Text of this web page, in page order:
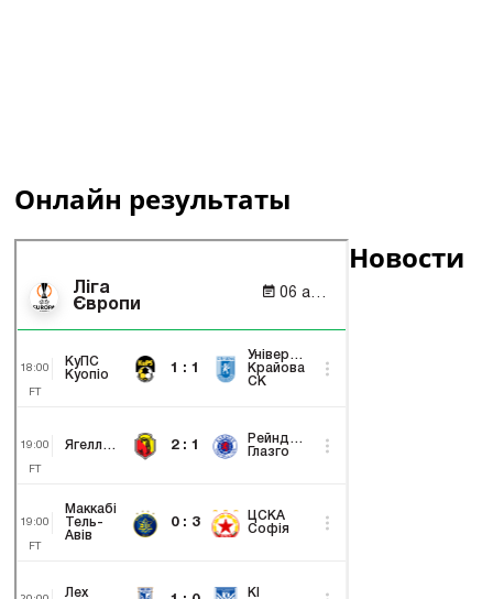
Онлайн результаты
Новости